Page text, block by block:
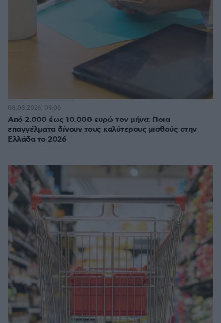
Από 2.000 έως 10.000 ευρώ τον μήνα: Ποια
επαγγέλματα δίνουν τους καλύτερους μισθούς στην
Ελλάδα το 2026
08.08.2026, 09:06